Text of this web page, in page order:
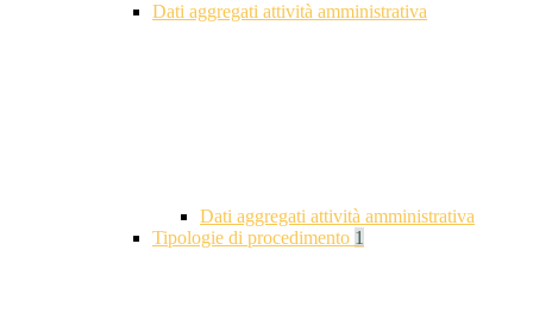
Dati aggregati attività amministrativa
Dati aggregati attività amministrativa
Tipologie di procedimento 1